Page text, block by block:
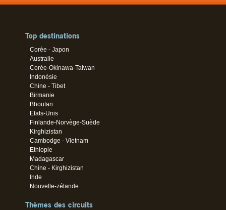
Top destinations
Corée - Japon
Australie
Corée-Okinawa-Taiwan
Indonésie
Chine - Tibet
Birmanie
Bhoutan
Etats-Unis
Finlande-Norvège-Suède
Kirghizistan
Cambodge - Vietnam
Ethiopie
Madagascar
Chine - Kirghizistan
Inde
Nouvelle-zélande
Thèmes des circuits